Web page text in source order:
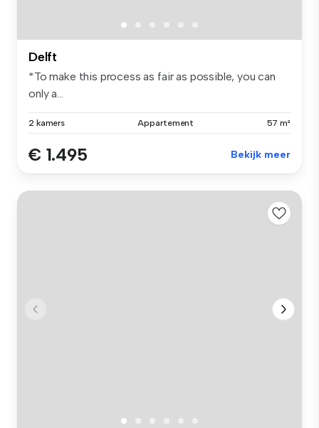
Delft
*To make this process as fair as possible, you can
only a...
2 kamers Appartement 57 m²
€ 1.495 Bekijk meer